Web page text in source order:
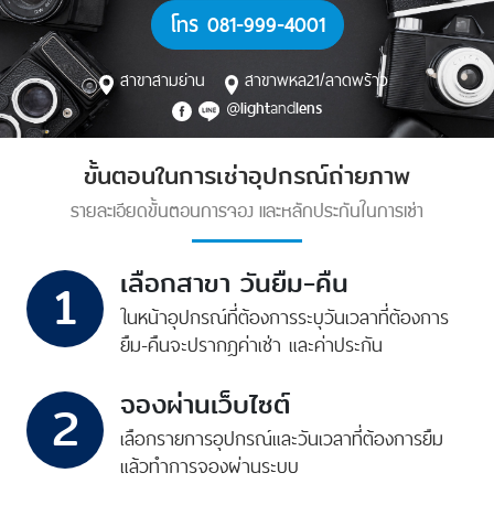
โทร 081-999-4001
สาขาสามย่าน
สาขาพหล21/ลาดพร้าว
@lightandlens
ขั้นตอนในการเช่าอุปกรณ์ถ่ายภาพ
รายละเอียดขั้นตอนการจอง และหลักประกันในการเช่า
1 เลือกสาขา วันยืม-คืน
ในหน้าอุปกรณ์ที่ต้องการระบุวันเวลาที่ต้องการ
ยืม-คืนจะปรากฎค่าเช่า และค่าประกัน
2 จองผ่านเว็บไซต์
เลือกรายการอุปกรณ์และวันเวลาที่ต้องการยืม
แล้วทำการจองผ่านระบบ